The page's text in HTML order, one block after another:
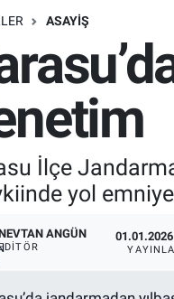
ASAYİŞ
İlçe
yol
ANGÜN